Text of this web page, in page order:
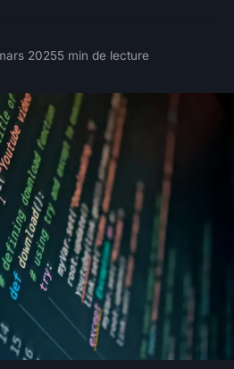
20255 min de lecture